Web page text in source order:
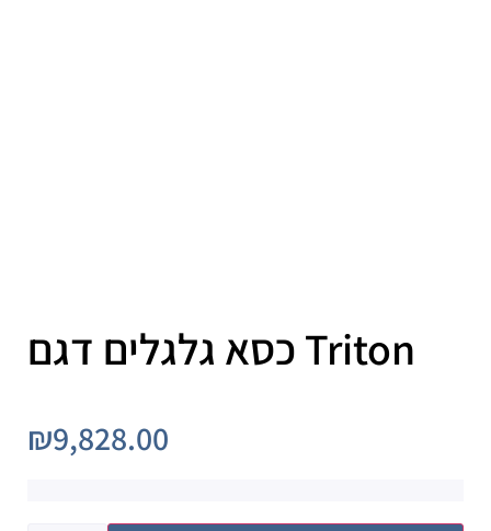
כסא גלגלים דגם Triton
₪9,828.00